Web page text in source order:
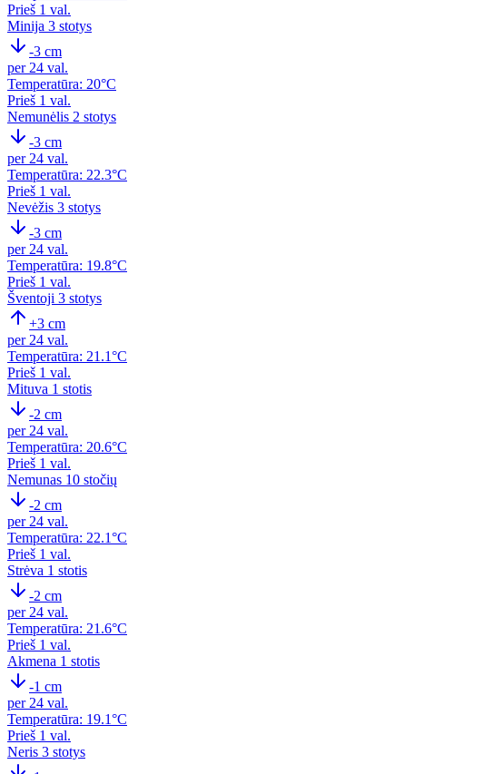
Prieš 1 val.
Minija 3 stotys
-3 cm
per 24 val.
Temperatūra: 20°C
Prieš 1 val.
Nemunėlis 2 stotys
-3 cm
per 24 val.
Temperatūra: 22.3°C
Prieš 1 val.
Nevėžis 3 stotys
-3 cm
per 24 val.
Temperatūra: 19.8°C
Prieš 1 val.
Šventoji 3 stotys
+3 cm
per 24 val.
Temperatūra: 21.1°C
Prieš 1 val.
Mituva 1 stotis
-2 cm
per 24 val.
Temperatūra: 20.6°C
Prieš 1 val.
Nemunas 10 stočių
-2 cm
per 24 val.
Temperatūra: 22.1°C
Prieš 1 val.
Strėva 1 stotis
-2 cm
per 24 val.
Temperatūra: 21.6°C
Prieš 1 val.
Akmena 1 stotis
-1 cm
per 24 val.
Temperatūra: 19.1°C
Prieš 1 val.
Neris 3 stotys